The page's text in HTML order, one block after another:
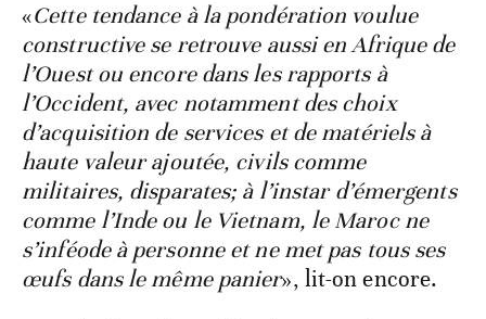
«Cette tendance à la pondération voulue
constructive se retrouve aussi en Afrique de
l’Ouest ou encore dans les rapports à
l’Occident, avec notamment des choix
d’acquisition de services et de matériels à
haute valeur ajoutée, civils comme
militaires, disparates; à l’instar d’émergents
comme l’Inde ou le Vietnam, le Maroc ne
s’inféode à personne et ne met pas tous ses
œufs dans le même panier», lit-on encore.